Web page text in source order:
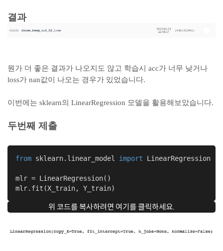
결과
뭔가 더 좋은 결과가 나오지도 않고 학습시 acc가 너무 낮거나
loss가 nan값이 나오는 경우가 있었습니다.
이번에는 sklearn의 LinearRegression 모델을 활용해보았습니다.
두번째 제출
from sklearn.linear_model import LinearRegression
mlr = LinearRegression()
mlr.fit(X_train, Y_train)
위 코드를 복사하려면 여기를 클릭하세요.